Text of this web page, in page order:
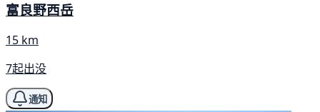
富良野西岳
15 km
7起出没
通知